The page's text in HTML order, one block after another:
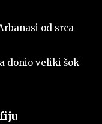
od srca
donio veliki šok